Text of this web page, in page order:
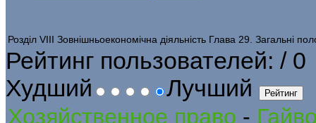
Розділ VIIІ Зовнішньоекономічна діяльність Глава 29. Загальні
Рейтинг пользователей: / 0
Худший
Лучший
Хозяйственное право -